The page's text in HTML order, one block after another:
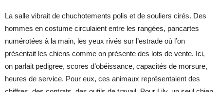
La salle vibrait de chuchotements polis et de souliers cirés. Des
hommes en costume circulaient entre les rangées, pancartes
numérotées à la main, les yeux rivés sur l’estrade où l’on
présentait les chiens comme on présente des lots de vente. Ici,
on parlait pedigree, scores d’obéissance, capacités de morsure,
heures de service. Pour eux, ces animaux représentaient des